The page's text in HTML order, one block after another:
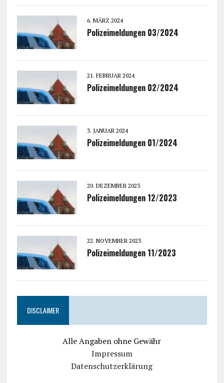
6. MÄRZ 2024
Polizeimeldungen 03/2024
21. FEBRUAR 2024
Polizeimeldungen 02/2024
3. JANUAR 2024
Polizeimeldungen 01/2024
20. DEZEMBER 2023
Polizeimeldungen 12/2023
22. NOVEMBER 2023
Polizeimeldungen 11/2023
DISCLAIMER
Alle Angaben ohne Gewähr
Impressum
Datenschutzerklärung